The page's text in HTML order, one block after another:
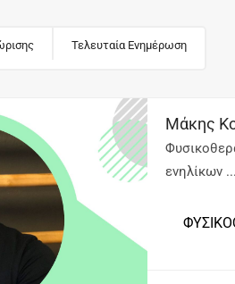
Τελευταία Ενημέρωση
Μάκης
ενηλίκων ...